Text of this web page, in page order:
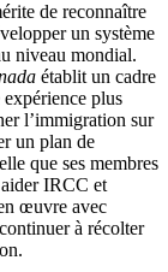
de reconnaître
un système
niveau mondial.
établit un cadre
plus
l’immigration sur
un plan de
que ses membres
IRCC et
œuvre avec
à récolter